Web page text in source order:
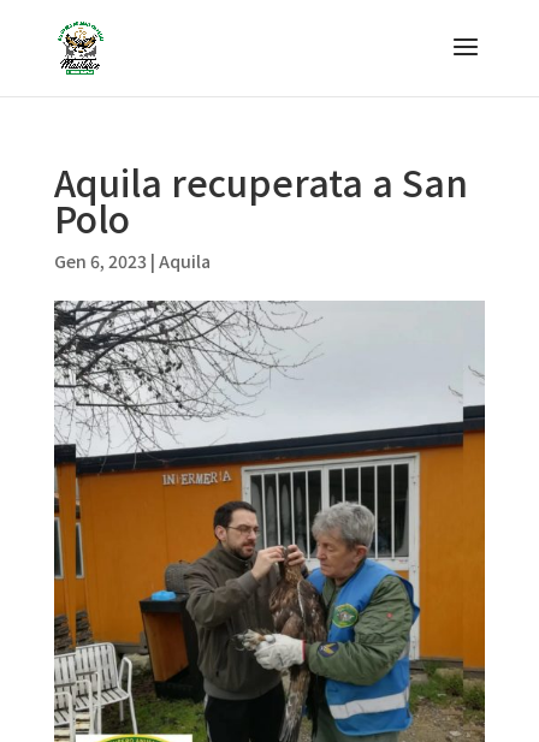
Aquila recuperata a San
Polo
Gen 6, 2023| Aquila